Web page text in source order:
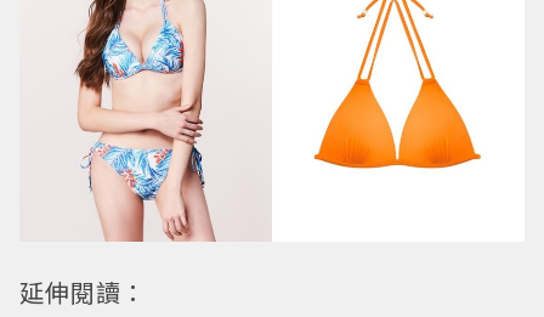
延伸閱讀：